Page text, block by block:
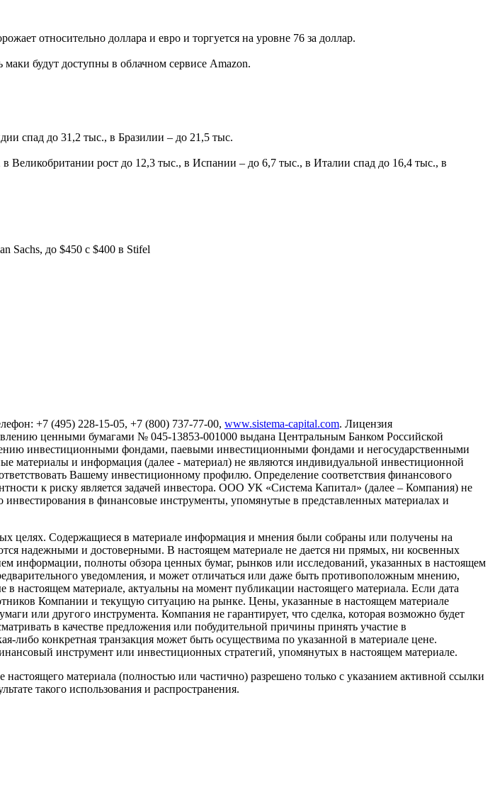
относительно доллара и евро и торгуется на уровне 76 за доллар.
будут доступны в облачном сервисе Amazon.
спад до 31,2 тыс., в Бразилии – до 21,5 тыс.
Великобритании рост до 12,3 тыс., в Испании – до 6,7 тыс., в Италии спад до 16,4 тыс., в
Sachs, до $450 с $400 в Stifel
+7 (495) 228-15-05, +7 (800) 737-77-00, www.sistema-capital.com. Лицензия
ценными бумагами № 045-13853-001000 выдана Центральным Банком Российской
инвестиционными фондами, паевыми инвестиционными фондами и негосударственными
и информация (далее - материал) не являются индивидуальной инвестиционной
Вашему инвестиционному профилю. Определение соответствия финансового
к риску является задачей инвестора. ООО УК «Система Капитал» (далее – Компания) не
в финансовые инструменты, упомянутые в представленных материалах и
целях. Содержащиеся в материале информация и мнения были собраны или получены на
надежными и достоверными. В настоящем материале не дается ни прямых, ни косвенных
информации, полноты обзора ценных бумаг, рынков или исследований, указанных в настоящем
уведомления, и может отличаться или даже быть противоположным мнению,
материале, актуальны на момент публикации настоящего материала. Если дата
Компании и текущую ситуацию на рынке. Цены, указанные в настоящем материале
или другого инструмента. Компания не гарантирует, что сделка, которая возможно будет
в качестве предложения или побудительной причины принять участие в
либо конкретная транзакция может быть осуществима по указанной в материале цене.
инструмент или инвестиционных стратегий, упомянутых в настоящем материале.
материала (полностью или частично) разрешено только с указанием активной ссылки
такого использования и распространения.